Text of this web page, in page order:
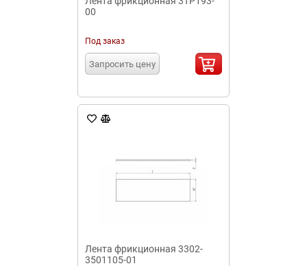
00
Под заказ
Запросить цену
Лента фрикционная 3302-
3501105-01